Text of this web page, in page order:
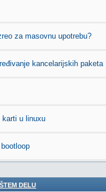
za masovnu upotrebu?
kancelarijskih paketa
karti u linuxu
DELU